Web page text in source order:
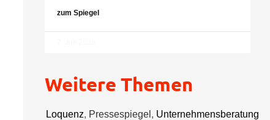
zum Spiegel
Weitere Themen
Loquenz, Pressespiegel , Unternehmensberatung